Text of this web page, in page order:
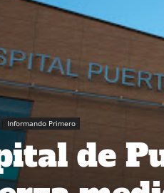
Informando Primero
de